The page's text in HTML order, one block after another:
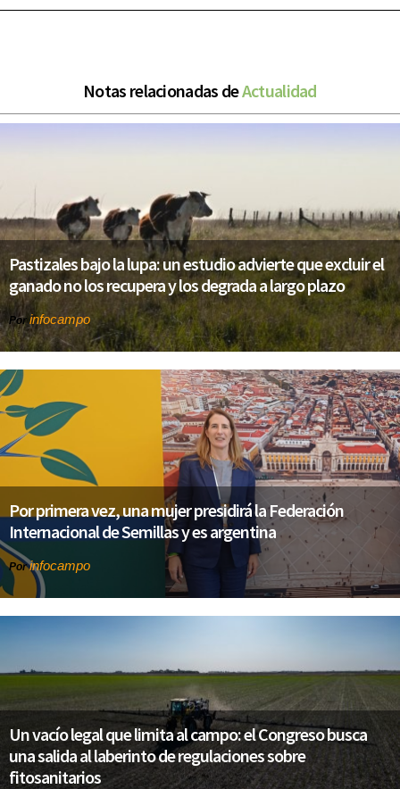
Notas relacionadas deActualidad
Pastizales bajo la lupa: un estudio advierte que excluir el
ganado no los recupera y los degrada a largo plazo
Por infocampo
Por primera vez, una mujer presidirá la Federación
Internacional de Semillas y es argentina
Porinfocampo
Un vacío legal que limita al campo: el Congreso busca
una salida al laberinto de regulaciones sobre
fitosanitarios